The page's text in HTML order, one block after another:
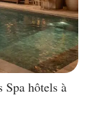
Spa hôtels à